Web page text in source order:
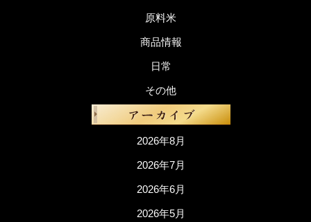
原料米
商品情報
日常
その他
2026年8月
2026年7月
2026年6月
2026年5月